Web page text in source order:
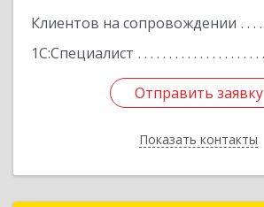
Клиентов на сопровождении
1С:Специалист
Отправить заявку
Показать контакты
Отправить заявку
Назад